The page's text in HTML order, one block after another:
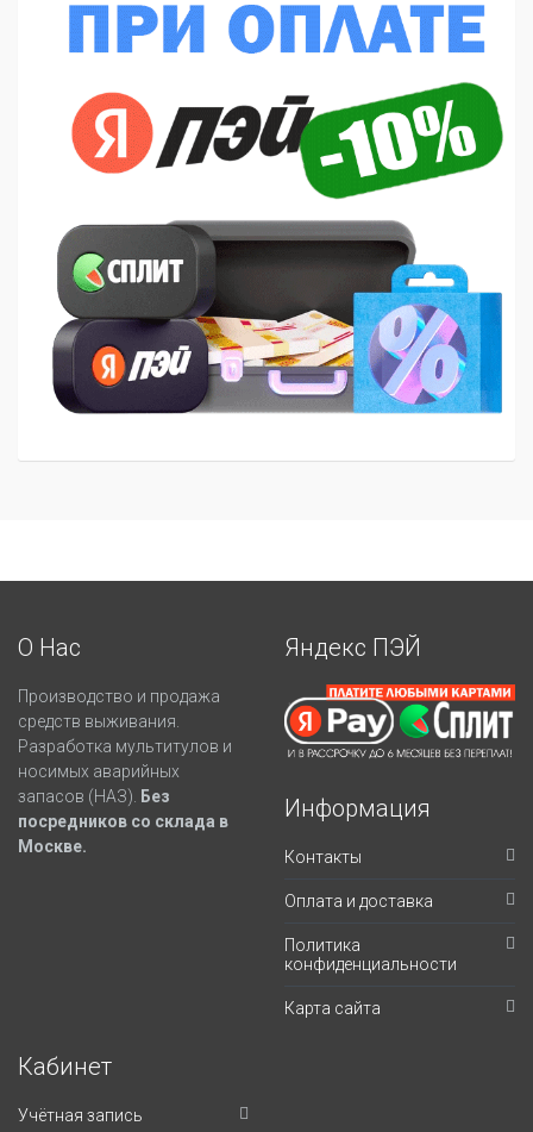
О Нас
Производство и продажа
средств выживания.
Разработка мультитулов и
носимых аварийных
запасов (НАЗ).
Без
посредников со склада в
Москве.
Яндекс ПЭЙ
Информация
Контакты
Оплата и доставка
Политика
конфиденциальности
Карта сайта
Кабинет
Учётная запись